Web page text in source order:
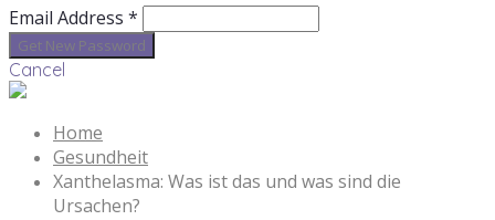
Email Address *
Cancel
Home
Gesundheit
Xanthelasma: Was ist das und was sind die
Ursachen?